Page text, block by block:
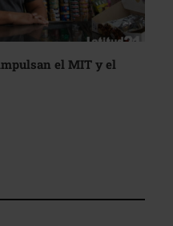
el MIT y el